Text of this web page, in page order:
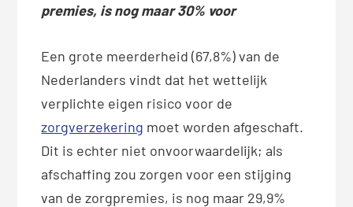
premies, is nog maar 30% voor
Een grote meerderheid (67,8%) van de
Nederlanders vindt dat het wettelijk
verplichte eigen risico voor de
zorgverzekering moet worden afgeschaft.
Dit is echter niet onvoorwaardelijk; als
afschaffing zou zorgen voor een stijging
van de zorgpremies, is nog maar 29,9%